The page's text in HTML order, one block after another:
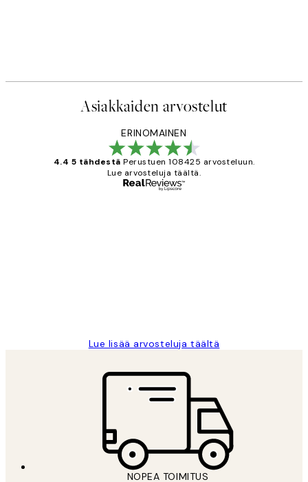
Asiakkaiden arvostelut
ERINOMAINEN
4.4 5 tähdestä Perustuen 108425 arvosteluun.
Lue arvosteluja täältä.
Lue lisää arvosteluja täältä
NOPEA TOIMITUS